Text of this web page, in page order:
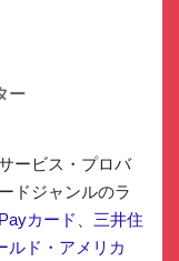
ー
ービス・プロバ
ドジャンルのラ
カード
三井住
ルド・アメリカ